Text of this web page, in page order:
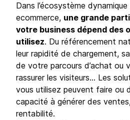
Dans l’écosystème
ecommerce, une grande
votre business dépend des
utilisez. Du référencement
leur rapidité de chargement,
de votre parcours d’achat ou
rassurer les visiteurs… Les
vous utilisez peuvent faire ou
capacité à générer des
rentabilité.